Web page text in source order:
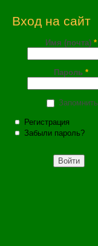
Вход на сайт
Имя (почта) *
Пароль *
Запомнить
Регистрация
Забыли пароль?